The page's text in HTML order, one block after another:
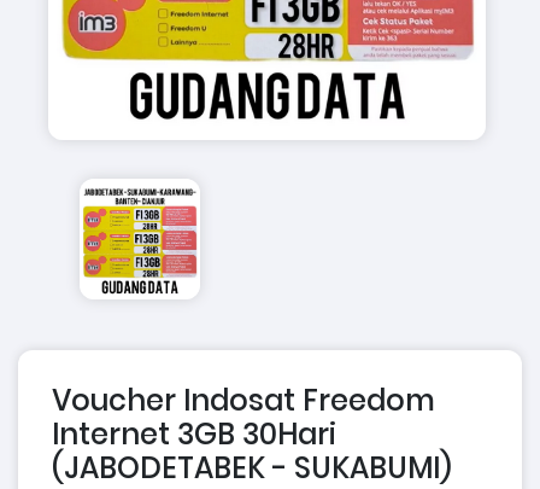
Voucher Indosat Freedom
Internet 3GB 30Hari
(JABODETABEK - SUKABUMI)